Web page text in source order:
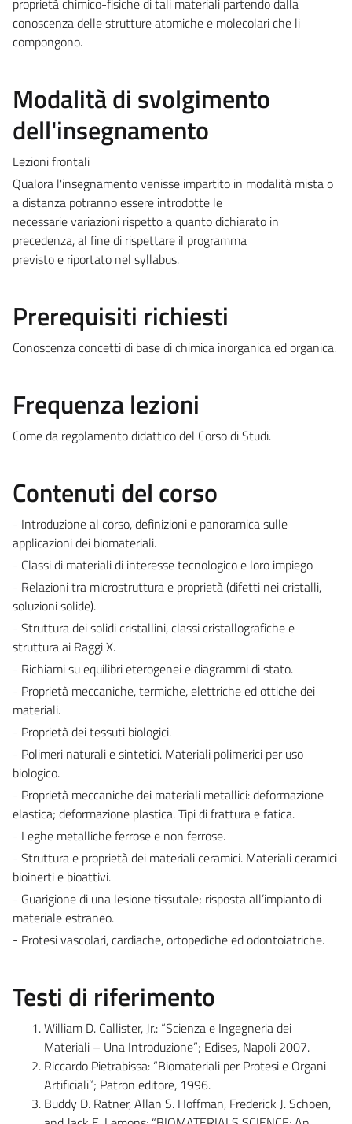
proprietà chimico-fisiche di tali materiali partendo dalla
conoscenza delle strutture atomiche e molecolari che li
compongono.
Modalità di svolgimento
dell'insegnamento
Lezioni frontali
Qualora l'insegnamento venisse impartito in modalità mista o
a distanza potranno essere introdotte le
necessarie variazioni rispetto a quanto dichiarato in
precedenza, al fine di rispettare il programma
previsto e riportato nel syllabus.
Prerequisiti richiesti
Conoscenza concetti di base di chimica inorganica ed organica.
Frequenza lezioni
Come da regolamento didattico del Corso di Studi.
Contenuti del corso
- Introduzione al corso, definizioni e panoramica sulle
applicazioni dei biomateriali.
- Classi di materiali di interesse tecnologico e loro impiego
- Relazioni tra microstruttura e proprietà (difetti nei cristalli,
soluzioni solide).
- Struttura dei solidi cristallini, classi cristallografiche e
struttura ai Raggi X.
- Richiami su equilibri eterogenei e diagrammi di stato.
- Proprietà meccaniche, termiche, elettriche ed ottiche dei
materiali.
- Proprietà dei tessuti biologici.
- Polimeri naturali e sintetici. Materiali polimerici per uso
biologico.
- Proprietà meccaniche dei materiali metallici: deformazione
elastica; deformazione plastica. Tipi di frattura e fatica.
- Leghe metalliche ferrose e non ferrose.
- Struttura e proprietà dei materiali ceramici. Materiali ceramici
bioinerti e bioattivi.
- Guarigione di una lesione tissutale; risposta all’impianto di
materiale estraneo.
- Protesi vascolari, cardiache, ortopediche ed odontoiatriche.
Testi di riferimento
William D. Callister, Jr.: “Scienza e Ingegneria dei
Materiali – Una Introduzione”; Edises, Napoli 2007.
Riccardo Pietrabissa: “Biomateriali per Protesi e Organi
Artificiali”; Patron editore, 1996.
Buddy D. Ratner, Allan S. Hoffman, Frederick J. Schoen,